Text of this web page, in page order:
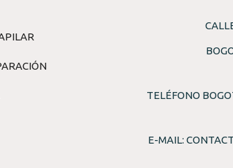
TELÉFONO
E-MAIL: